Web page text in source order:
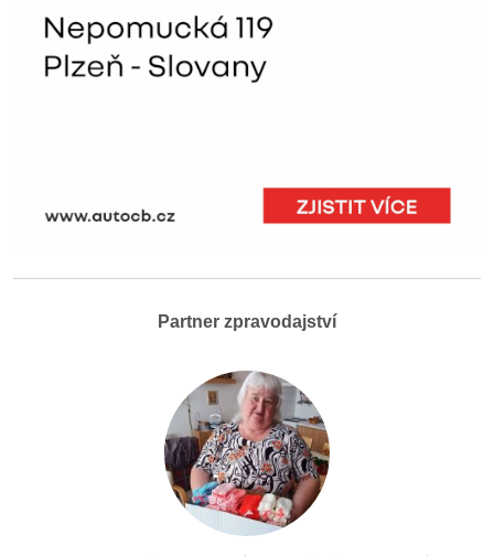
Partner zpravodajství